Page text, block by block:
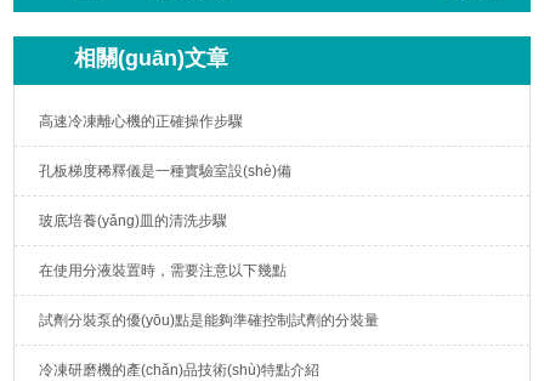
相關(guān)文章
高速冷凍離心機的正確操作步驟
孔板梯度稀釋儀是一種實驗室設(shè)備
玻底培養(yǎng)皿的清洗步驟
在使用分液裝置時，需要注意以下幾點
試劑分裝泵的優(yōu)點是能夠準確控制試劑的分裝量
冷凍研磨機的產(chǎn)品技術(shù)特點介紹